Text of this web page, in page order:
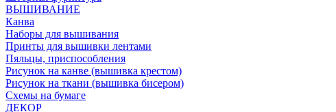
ВЫШИВАНИЕ
Канва
Наборы для вышивания
Принты для вышивки лентами
Пяльцы, приспособления
Рисунок на канве (вышивка крестом)
Рисунок на ткани (вышивка бисером)
Схемы на бумаге
ДЕКОР